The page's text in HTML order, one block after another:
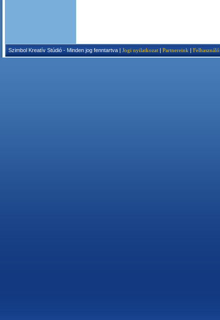
Szimbol Kreatív Stúdió - Minden jog fenntartva | Jogi nyilatkozat | Partnereink |